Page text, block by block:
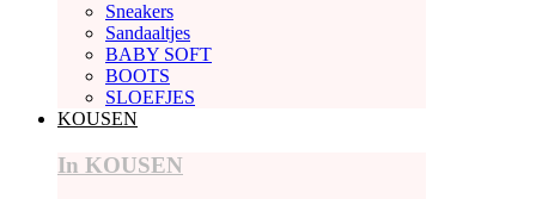
Sneakers
Sandaaltjes
BABY SOFT
BOOTS
SLOEFJES
KOUSEN
In KOUSEN